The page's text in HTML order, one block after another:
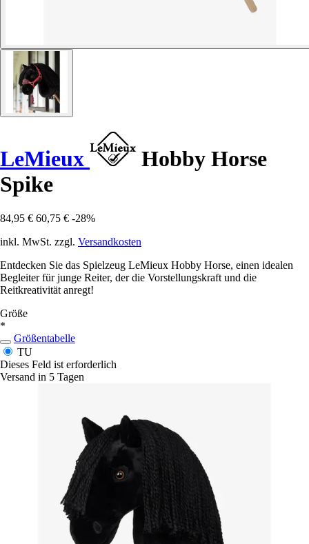
LeMieux
Hobby Horse
Spike
84,95 € 60,75 € -28%
inkl. MwSt. zzgl. Versandkosten
Entdecken Sie das Spielzeug LeMieux Hobby Horse, einen idealen
Begleiter für junge Reiter, der die Vorstellungskraft und die
Reitkreativität anregt!
Größe
*
Größentabelle
TU
Dieses Feld ist erforderlich
Versand in 5 Tagen